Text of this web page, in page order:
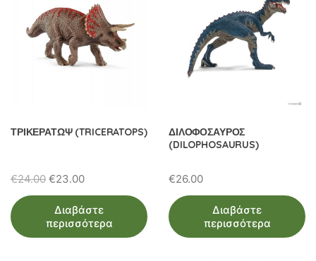
ΤΡΙΚΕΡΑΤΩΨ (TRICERATOPS)
€24.00 Original
price
was:
€24.00.
€23.00Η
τρέχουσα
τιμή
είναι:
Διαβάστε
περισσότερα
ΔΙΛΟΦΟΣΑΥΡΟΣ
(DILOPHOSAURUS)
€26.00
Διαβάστε
περισσότερα